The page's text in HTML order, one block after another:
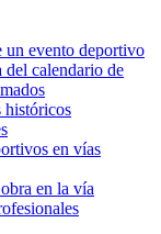
un evento deportivo
calendario de
históricos
en vías
en la vía